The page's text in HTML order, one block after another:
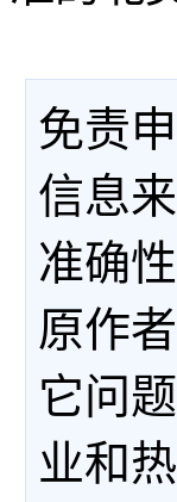
免责
信息
准确
原作
它问
业和